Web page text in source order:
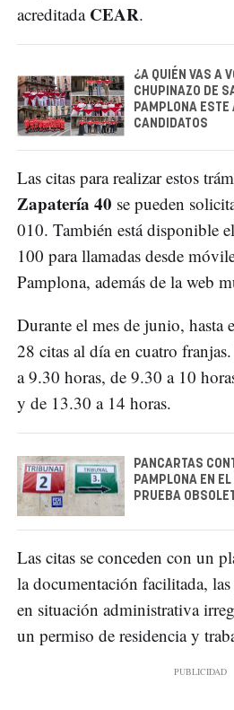
acreditada CEAR.
¿A QUIÉN VAS A
CHUPINAZO DE
PAMPLONA ESTE
CANDIDATOS
Las citas para realizar estos
Zapatería 40 se pueden
010. También está disponible
100 para llamadas desde
Pamplona, además de la web
Durante el mes de junio, hasta
28 citas al día en cuatro
a 9.30 horas, de 9.30 a 10
y de 13.30 a 14 horas.
PANCARTAS
PAMPLONA EN
PRUEBA
Las citas se conceden con un
la documentación facilitada, las
en situación administrativa
un permiso de residencia y